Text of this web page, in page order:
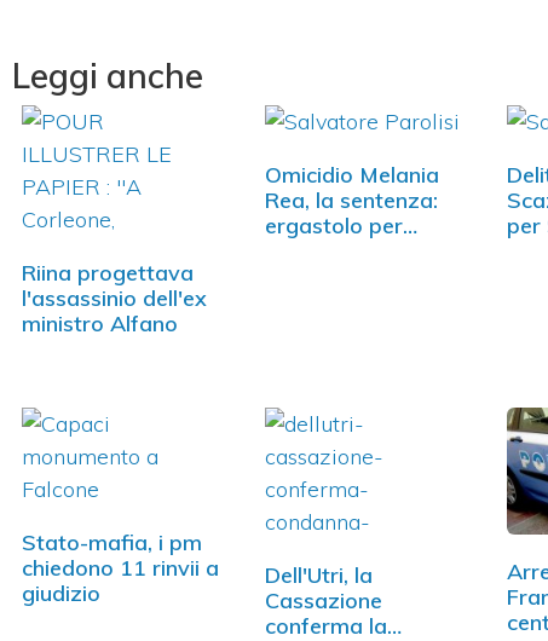
Leggi anche
Riina progettava
l'assassinio dell'ex
ministro Alfano
Omicidio Melania
Rea, la sentenza:
ergastolo per…
per
Stato-mafia, i pm
chiedono 11 rinvii a
giudizio
Dell'Utri, la
Cassazione
conferma la